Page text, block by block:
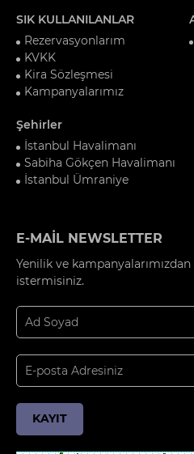
SIK KULLANILANLAR
Rezervasyonlarım
KVKK
Kira Sözleşmesi
Kampanyalarımız
Şehirler
İstanbul Havalimanı
Sabiha Gökçen Havalimanı
İstanbul Ümraniye
E-MAİL NEWSLETTER
Yenilik ve
istermisiniz.
KAYIT